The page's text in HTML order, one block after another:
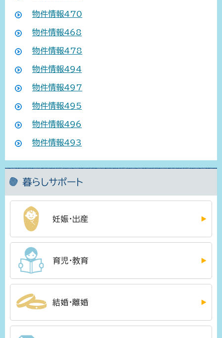
物件情報470
物件情報468
物件情報478
物件情報494
物件情報497
物件情報495
物件情報496
物件情報493
暮らしサポート
妊娠・出産
育児・教育
結婚・離婚